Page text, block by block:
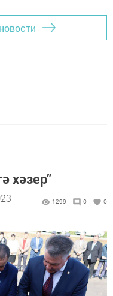
хәзер”
-
1299 0 0